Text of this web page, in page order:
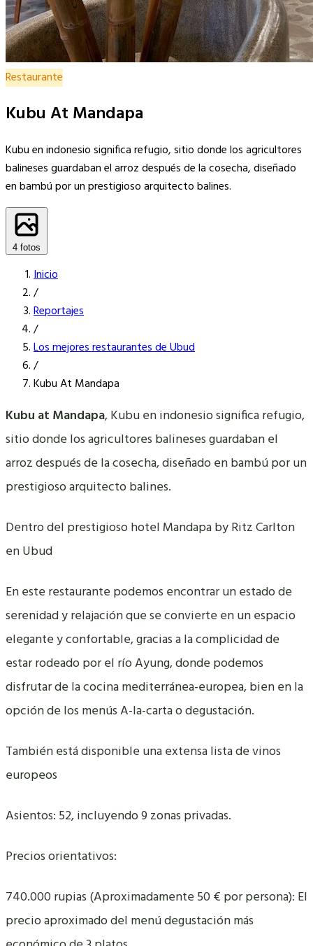
Restaurante
Kubu At Mandapa
Kubu en indonesio significa refugio, sitio donde los agricultores
balineses guardaban el arroz después de la cosecha, diseñado
en bambú por un prestigioso arquitecto balines.
4 fotos
Inicio
/
Reportajes
/
Los mejores restaurantes de Ubud
/
Kubu At Mandapa
Kubu at Mandapa, Kubu en indonesio significa refugio,
sitio donde los agricultores balineses guardaban el
arroz después de la cosecha, diseñado en bambú por un
prestigioso arquitecto balines.
Dentro del prestigioso hotel Mandapa by Ritz Carlton
en Ubud
En este restaurante podemos encontrar un estado de
serenidad y relajación que se convierte en un espacio
elegante y confortable, gracias a la complicidad de
estar rodeado por el río Ayung, donde podemos
disfrutar de la cocina mediterránea-europea, bien en la
opción de los menús A-la-carta o degustación.
También está disponible una extensa lista de vinos
europeos
Asientos: 52, incluyendo 9 zonas privadas.
Precios orientativos:
740.000 rupias (Aproximadamente 50 € por persona): El
precio aproximado del menú degustación más